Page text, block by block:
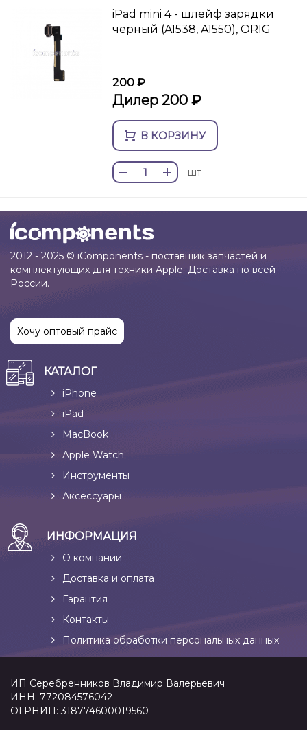
iPad mini 4 - шлейф зарядки
черный (A1538, A1550), ORIG
200 ₽
Дилер 200 ₽
В КОРЗИНУ
шт
2012 - 2025 © iComponents - поставщик запчастей и
комплектующих для техники Apple. Доставка по всей
России.
Хочу оптовый прайс
КАТАЛОГ
iPhone
iPad
MacBook
Apple Watch
Инструменты
Аксессуары
ИНФОРМАЦИЯ
О компании
Доставка и оплата
Гарантия
Контакты
Политика обработки персональных данных
ИП Серебренников Владимир Валерьевич
ИНН: 772084576042
ОГРНИП: 318774600019560